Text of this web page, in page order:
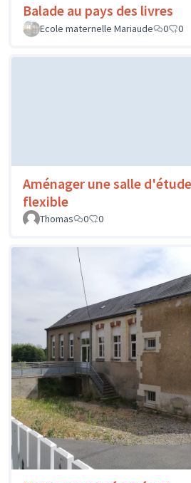
Balade au pays des livres
Ecole maternelle Mariaude
0 0
Aménager une salle d'étude
flexible
Thomas
0 0